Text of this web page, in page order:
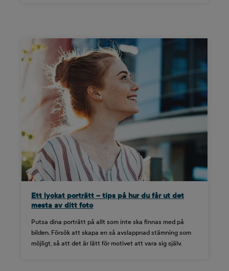
Ett lyckat porträtt – tips på hur du får ut det
mesta av ditt foto
Putsa dina porträtt på allt som inte ska finnas med på
bilden. Försök att skapa en så avslappnad stämning som
möjligt, så att det är lätt för motivet att vara sig själv.